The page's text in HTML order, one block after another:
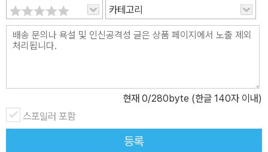
존적 물음에 관한 소설이기도 하다. 고등학생 다섯 명이 네팔인 불법
체류자를 살인해 기소되었다. 그중 한 명인 ‘나’는 1년 전 봉재 공장
화재 사건 당시 열여섯 명의 목숨을 구하고 화재현장에서 사망한 의
서 직업훈련과 축구, 면담 등으로 이루어진 시간표대로 생활한다.『맨
홀』은 시설에서 재활 치료를 받는 현재 ‘나’의 생활에 대한 기록과
‘나’의 어두운 과거, 즉 살인사건이 일어나기까지의 시간이 ‘나’의 무
카테고리
현재 0/280byte (한글 140자 이내)
스포일러 포함
등록